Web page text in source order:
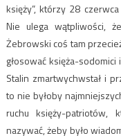
księży”, którzy 28
Nie ulega wątpliwości,
Żebrowski coś tam
głosować księża-
Stalin zmartwychwstał i
to nie byłoby
ruchu księży-patriotów,
nazywać, żeby było